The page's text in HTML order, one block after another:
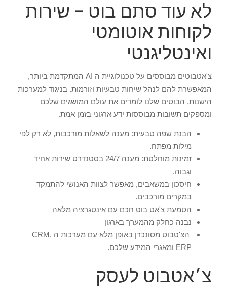
לא עוד סתם בוט – שירות
לקוחות אוטומטי
ואינטליגנטי
צ'אטבוטים מבוססים על טכנולוגיית ה AI המתקדמת ביותר,
המאפשרת להם לנהל שיחות טבעיות וזורמות. בניגוד למערכות
הישנות, הבוטים שלנו לומדים את עולם המושגים שלכם
ומספקים תשובות מבוססות ידע ארגוני בזמן אמת.
הבנת שפה טבעית: מענה לשאלות מורכבות, לא רק לפי
מילות מפתח.
זמינות מוחלטת: מענה 24/7 בסטנדרט שירות אחיד
וגבוה.
חיסכון במשאבים, מאפשר לצוות האנושי להתמקד
במקרים מורכבים.
הטמעת צ'אט בוט חכם עם אינטגרציה מלאה
נבנה כחלק מהמערך בארגון
הצ'טבוט מסונכרן באופן מלא עם מערכות ה CRM,
ERP ומאגרי המידע שלכם.
צ׳אטבוט לעסק